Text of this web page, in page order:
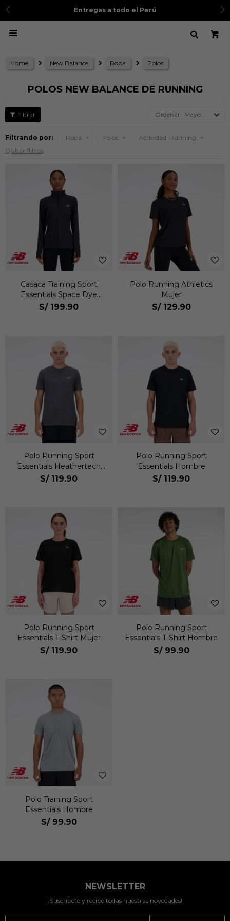
3 cuotas sin interesescon BCP, BBVA, IBK, Scotia,
Ver TyC

Home New Balance Ropa Polos
POLOS NEW BALANCE DE RUNNING
Mayor precio
Filtrando por: Ropa Polos Actividad: Running
Quitar filtros
Casaca Training Sport
Essentials Space Dye
Quarter Zip Mujer
S/ 199.90
Polo Running Athletics
Mujer
S/ 129.90
Polo Running Sport
Essentials Heathertech
Hombre
S/ 119.90
Polo Running Sport
Essentials Hombre
S/ 119.90
Polo Running Sport
Essentials T-Shirt Mujer
S/ 119.90
Polo Running Sport
Essentials T-Shirt Hombre
S/ 99.90
Polo Training Sport
Essentials Hombre
S/ 99.90
NEWSLETTER
¡Suscríbete y recibe todas nuestras novedades!